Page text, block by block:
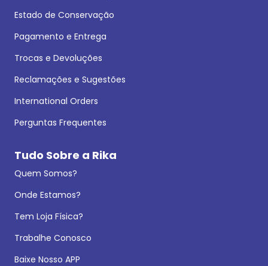
Estado de Conservação
Pagamento e Entrega
Trocas e Devoluções
Reclamações e Sugestões
International Orders
Perguntas Frequentes
Tudo Sobre a Rika
Quem Somos?
Onde Estamos?
Tem Loja Física?
Trabalhe Conosco
Baixe Nosso APP